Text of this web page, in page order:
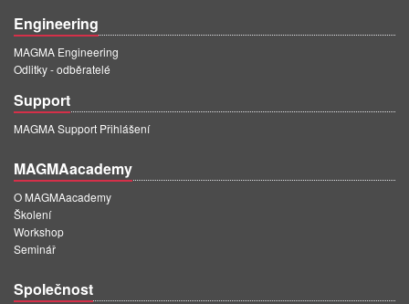
Engineering
MAGMA Engineering
Odlitky - odběratelé
Support
MAGMA Support Přihlášení
MAGMAacademy
O MAGMAacademy
Školení
Workshop
Seminář
Společnost